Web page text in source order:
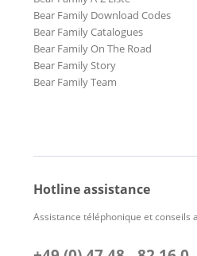
Bear Family Download Codes
Bear Family Catalogues
Bear Family On The Road
Bear Family Story
Bear Family Team
Hotline assistance
Assistance téléphonique et conseils